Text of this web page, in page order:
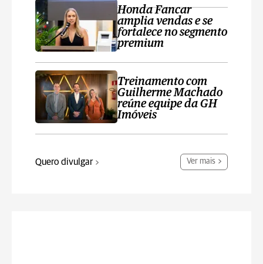
Honda Fancar
amplia vendas e se
fortalece no segmento
premium
Treinamento com
Guilherme Machado
reúne equipe da GH
Imóveis
Quero divulgar Ver mais